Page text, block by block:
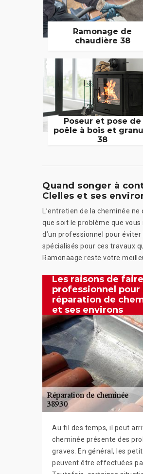
Ramonage de
chaudière 38
Poseur et pose de
poêle à bois et
38
Quand songer à
Clelles et ses
L’entretien de la cheminée
que soit le problème que
d’un professionnel pour
spécialisés pour ces travaux
Ramonaage reste votre
Les raisons de
professionnel pour
réparation de
et ses environs
Au fil des temps, il peut
cheminée présente des
graves. En général, les
peuvent être effectuées